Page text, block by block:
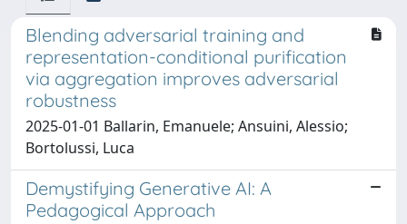
Blending adversarial training and
representation-conditional purification
via aggregation improves adversarial
robustness
2025-01-01 Ballarin, Emanuele; Ansuini, Alessio;
Bortolussi, Luca
Demystifying Generative AI: A
Pedagogical Approach